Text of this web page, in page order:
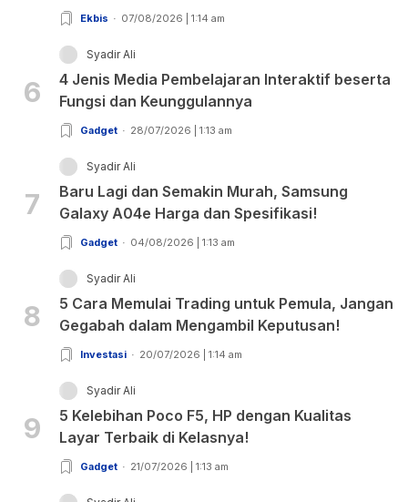
Ekbis 07/08/2026 | 1:14 am
6
Syadir Ali
4 Jenis Media Pembelajaran Interaktif beserta
Fungsi dan Keunggulannya
Gadget 28/07/2026 | 1:13 am
7
Syadir Ali
Baru Lagi dan Semakin Murah, Samsung
Galaxy A04e Harga dan Spesifikasi!
Gadget 04/08/2026 | 1:13 am
8
Syadir Ali
5 Cara Memulai Trading untuk Pemula, Jangan
Gegabah dalam Mengambil Keputusan!
Investasi 20/07/2026 | 1:14 am
9
Syadir Ali
5 Kelebihan Poco F5, HP dengan Kualitas
Layar Terbaik di Kelasnya!
Gadget 21/07/2026 | 1:13 am